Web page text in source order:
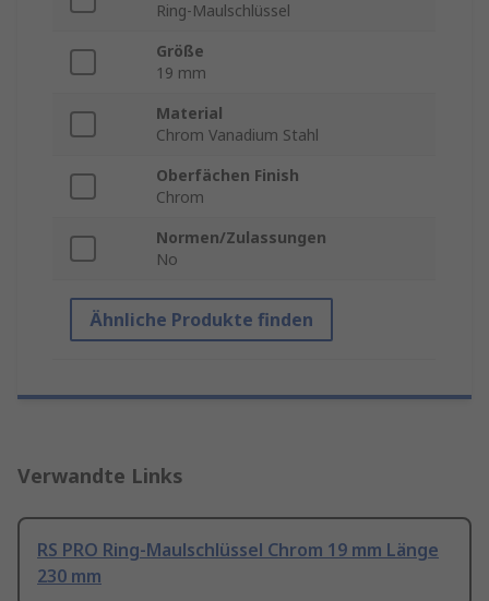
Ring-Maulschlüssel
Größe
19 mm
Material
Chrom Vanadium Stahl
Oberfächen Finish
Chrom
Normen/Zulassungen
No
Ähnliche Produkte finden
Verwandte Links
RS PRO Ring-Maulschlüssel Chrom 19 mm Länge
230 mm